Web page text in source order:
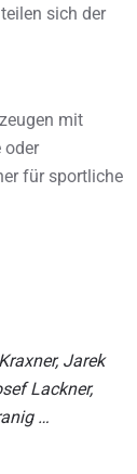
sich der
mit
oder
für sportliche
Jarek
Lackner,
…